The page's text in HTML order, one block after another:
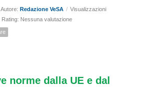
Autore: Redazione VeSA / Visualizzazioni
Rating: Nessuna valutazione
norme dalla UE e dal